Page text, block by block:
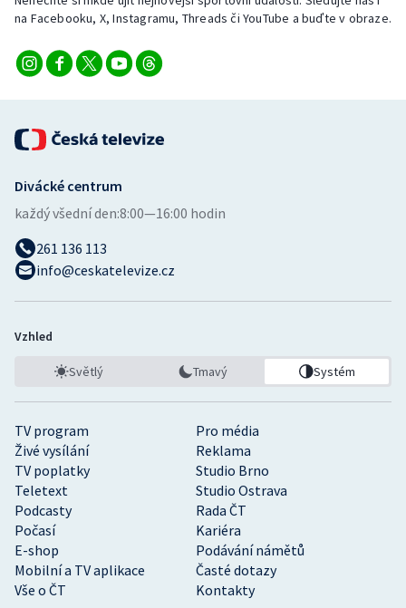
na Facebooku, X, Instagramu, Threads či YouTube a buďte v obraze.
TV program
Pro média
Živé vysílání
Reklama
TV poplatky
Studio Brno
Teletext
Studio Ostrava
Podcasty
Rada ČT
Počasí
Kariéra
E-shop
Podávání námětů
Mobilní a TV aplikace
Časté dotazy
Vše o ČT
Kontakty
Divácké centrum
každý všední den:8:00—16:00 hodin
261 136 113
info@ceskatelevize.cz
Vzhled
Světlý Tmavý Systém